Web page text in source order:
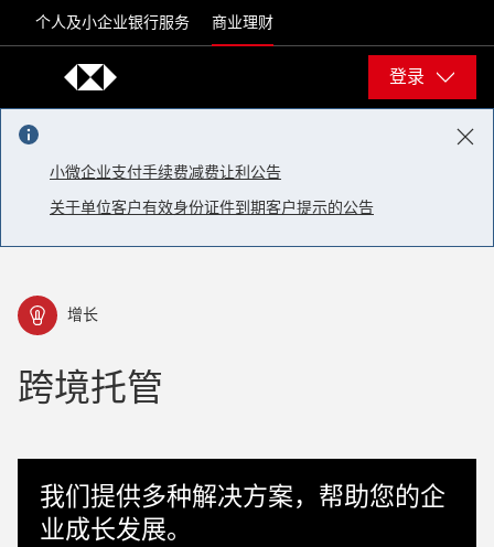
个人及小企业银行服务 商业理财
登录
小微企业支付手续费减费让利公告
关于单位客户有效身份证件到期客户提示的公告
增长
跨境托管
我们提供多种解决方案，帮助您的企
业成长发展。